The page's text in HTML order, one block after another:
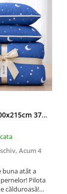
Set pilota 200x215cm 370g cu 2 perne 50x70,albastru- PLT36
Acum 4
buna atât a
Pilota
călduroasă!